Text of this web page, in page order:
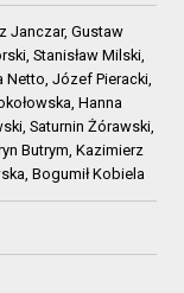
Janczar, Gustaw
Stanisław Milski,
Netto, Józef Pieracki,
Hanna
Saturnin Żórawski,
Butrym, Kazimierz
Bogumił Kobiela